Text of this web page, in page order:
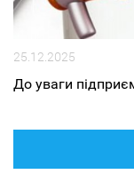
25.12.2025
До уваги